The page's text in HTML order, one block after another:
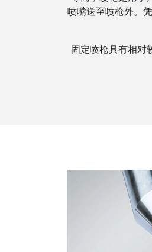
喷嘴送至喷枪外。
固定喷枪具有相对